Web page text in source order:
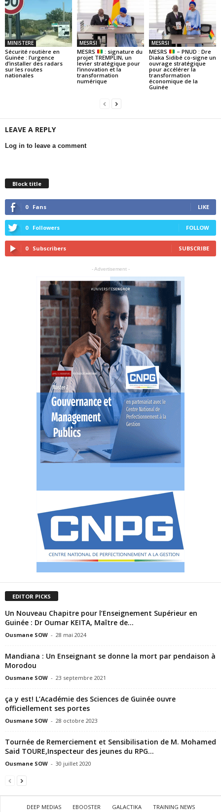
MINISTERE
Sécurité routière en
Guinée : l’urgence
d’installer des radars
sur les routes
nationales
MESRSI
MESRS
: signature du
projet TREMPLIN, un
levier stratégique pour
l’innovation et la
transformation
numérique
MESRSI
MESRS
– PNUD : Dre
Diaka Sidibé co-signe un
ouvrage stratégique
pour accélérer la
transformation
économique de la
Guinée
LEAVE A REPLY
Log in to leave a comment
Block title
0 Fans LIKE
0 Followers FOLLOW
0 Subscribers SUBSCRIBE
- Advertisement -
EDITOR PICKS
Un Nouveau Chapitre pour l’Enseignement Supérieur en
Guinée : Dr Oumar KEITA, Maître de...
Ousmane SOW - 28 mai 2024
Mandiana : Un Enseignant se donne la mort par pendaison à
Morodou
Ousmane SOW - 23 septembre 2021
ça y est! L’Académie des Sciences de Guinée ouvre
officiellement ses portes
Ousmane SOW - 28 octobre 2023
Tournée de Remerciement et Sensibilisation de M. Mohamed
Said TOURE,Inspecteur des jeunes du RPG...
Ousmane SOW - 30 juillet 2020
DEEP MEDIAS EBOOSTER GALACTIKA TRAINING NEWS